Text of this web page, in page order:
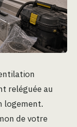
reléguée au
logement.
de votre